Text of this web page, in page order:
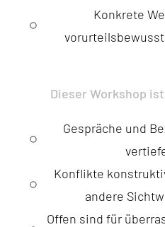
Konkrete
Dieser Workshop
Gespräche und
Konflikte
andere
Offen sind für